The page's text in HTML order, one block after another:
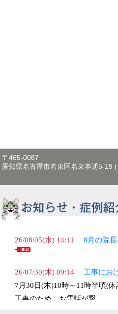
〒465-0087
愛知県名古屋市名東区名東本通5-19